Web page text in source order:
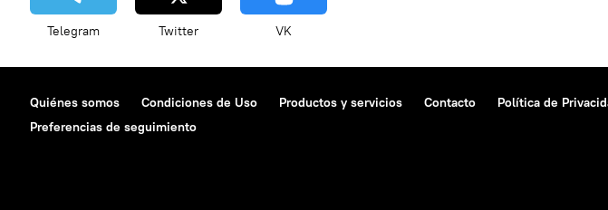
Telegram Twitter VK
Quiénes somos Condiciones de Uso Productos y servicios Contacto Política de
Preferencias de seguimiento